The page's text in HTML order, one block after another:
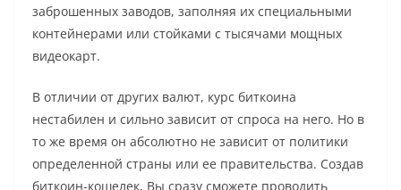
заброшенных заводов, заполняя их специальными
контейнерами или стойками с тысячами мощных
видеокарт.
В отличии от других валют, курс биткоина
нестабилен и сильно зависит от спроса на него. Но в
то же время он абсолютно не зависит от политики
определенной страны или ее правительства. Создав
биткоин-кошелек, Вы сразу сможете проводить